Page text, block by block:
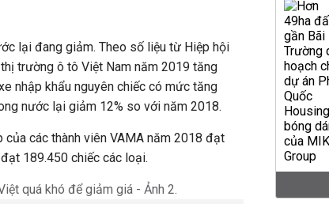
lại đang giảm. Theo số liệu từ Hiệp hội
trường ô tô Việt Nam năm 2019 tăng
nhập khẩu nguyên chiếc có mức tăng
nước lại giảm 12% so với năm 2018.
các thành viên VAMA năm 2018 đạt
189.450 chiếc các loại.